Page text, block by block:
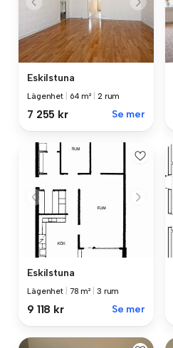
Eskilstuna
Lägenhet 64 m² 2 rum
7 255 kr Se mer
Eskilstuna
Lägenhet 78 m² 3 rum
9 118 kr Se mer